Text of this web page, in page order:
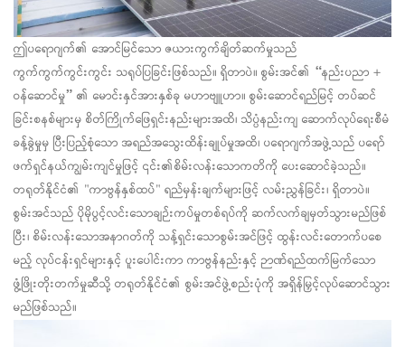
ဤပရောဂျက်၏ အောင်မြင်သော ဇယားကွက်ချိတ်ဆက်မှုသည်
ကွက်ကွက်ကွင်းကွင်း သရုပ်ပြခြင်းဖြစ်သည်။ ရှိတာပဲ။ စွမ်းအင်၏ “နည်းပညာ +
ဝန်ဆောင်မှု” ၏ မောင်းနှင်အားနှစ်ခု မဟာဗျူဟာ။ စွမ်းဆောင်ရည်မြင့် တပ်ဆင်
ခြင်းစနစ်များမှ စိတ်ကြိုက်ဖြေရှင်းနည်းများအထိ၊ သိပ္ပံနည်းကျ ဆောက်လုပ်ရေးစီမံ
ခန့်ခွဲမှုမှ ပြီးပြည့်စုံသော အရည်အသွေးထိန်းချုပ်မှုအထိ၊ ပရောဂျက်အဖွဲ့သည် ပရော်
ဖက်ရှင်နယ်ကျွမ်းကျင်မှုဖြင့် ၎င်း၏စိမ်းလန်းသောကတိကို ပေးဆောင်ခဲ့သည်။
တရုတ်နိုင်ငံ၏ "ကာဗွန်နှစ်ထပ်" ရည်မှန်းချက်များဖြင့် လမ်းညွှန်ခြင်း၊ ရှိတာပဲ။
စွမ်းအင်သည် ပိုမိုပွင့်လင်းသောချဉ်းကပ်မှုတစ်ရပ်ကို ဆက်လက်ချမှတ်သွားမည်ဖြစ်
ပြီး၊ စိမ်းလန်းသောအနာဂတ်ကို သန့်ရှင်းသောစွမ်းအင်ဖြင့် ထွန်းလင်းတောက်ပစေ
မည့် လုပ်ငန်းရှင်များနှင့် ပူးပေါင်းကာ ကာဗွန်နည်းနှင့် ဉာဏ်ရည်ထက်မြက်သော
ဖွံ့ဖြိုးတိုးတက်မှုဆီသို့ တရုတ်နိုင်ငံ၏ စွမ်းအင်ဖွဲ့စည်းပုံကို အရှိန်မြှင့်လုပ်ဆောင်သွား
မည်ဖြစ်သည်။